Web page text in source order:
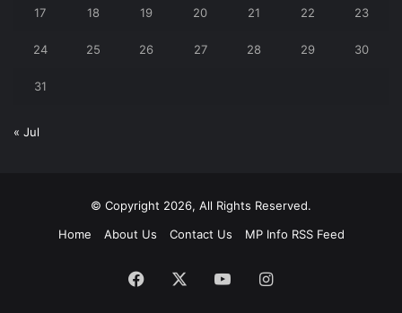
17 18 19 20 21 22 23
24 25 26 27 28 29 30
31
« Jul
© Copyright 2026, All Rights Reserved.
Home
About Us Contact Us MP Info RSS Feed
Facebook YouTubeInstagram